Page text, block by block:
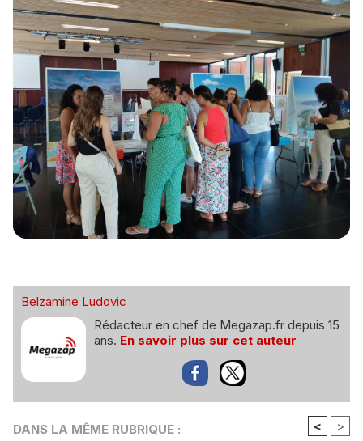
Belzamine Ludovic
Rédacteur en chef de Megazap.fr depuis 15
ans. En savoir plus sur cet auteur
DANS LA MÊME RUBRIQUE : < >